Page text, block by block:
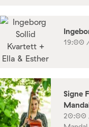
19:00
Signe
20:00